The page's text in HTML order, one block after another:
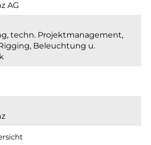
AG
techn. Projektmanagement,
Beleuchtung u.